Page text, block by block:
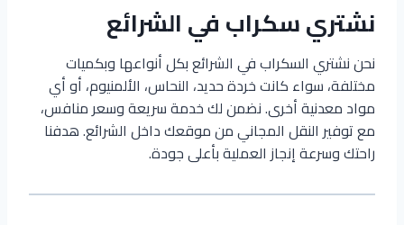
نشتري سكراب في الشرائع
نحن نشتري السكراب في الشرائع بكل أنواعها وبكميات
مختلفة، سواء كانت خردة حديد، النحاس، الألمنيوم، أو أي
مواد معدنية أخرى. نضمن لك خدمة سريعة وسعر منافس،
مع توفير النقل المجاني من موقعك داخل الشرائع. هدفنا
راحتك وسرعة إنجاز العملية بأعلى جودة.